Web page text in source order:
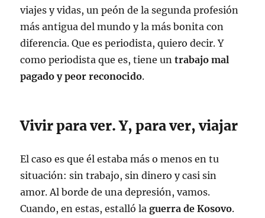
viajes y vidas, un peón de la segunda profesión
más antigua del mundo y la más bonita con
diferencia. Que es periodista, quiero decir. Y
como periodista que es, tiene untrabajo mal
pagado y peor reconocido.
Vivir para ver. Y, para ver, viajar
El caso es que él estaba más o menos en tu
situación: sin trabajo, sin dinero y casi sin
amor. Al borde de una depresión, vamos.
Cuando, en estas, estalló laguerra de Kosovo.